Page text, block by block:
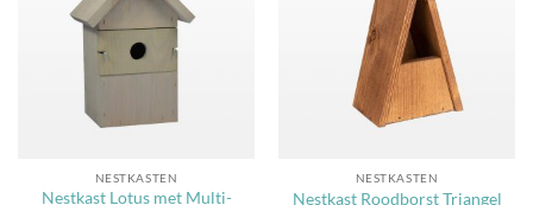
favorieten
NESTKASTEN
Nestkast Lotus met Multi-
favorieten
NESTKASTEN
Nestkast Roodborst Triangel